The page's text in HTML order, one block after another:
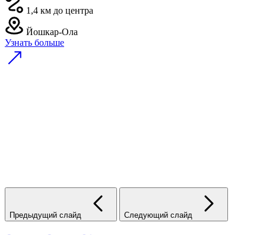
1,4 км до центра
Йошкар-Ола
Узнать больше
Предыдущий слайд Следующий слайд